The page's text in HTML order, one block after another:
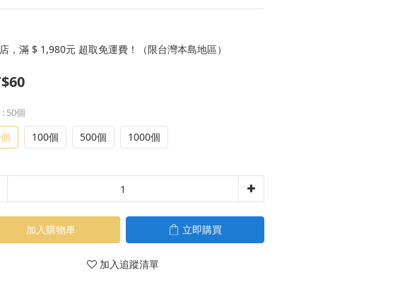
，滿 $ 1,980元 超取免運費！（限台灣本島地區）
: 50個
100個 500個 1000個
加入購物車 立即購買
加入追蹤清單